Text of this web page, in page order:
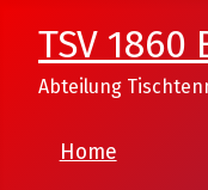
TSV 1860
Abteilung
Home